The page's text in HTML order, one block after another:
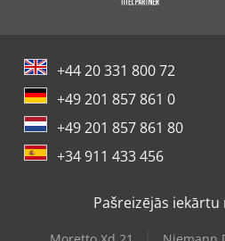
+44 20 331 800 72
+49 201 857 861 0
+49 201 857 861 80
+34 911 433 456
Pašreizējās iekārtu